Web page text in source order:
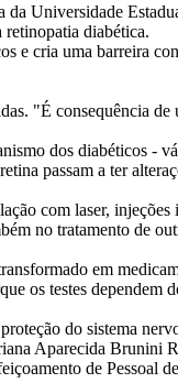
Universidade
retinopatia diabética.
cria uma barreira
"É consequência
dos diabéticos -
passam a ter
com laser,
no tratamento de
em
os testes
do sistema
Aparecida
de